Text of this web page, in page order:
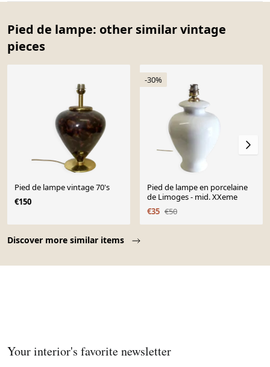
Pied de lampe: other similar vintage
pieces
Discover more similar items
Pied de lampe vintage 70's
€150
-30%
Pied de lampe en porcelaine
de Limoges - mid. XXeme
€35 €50
Your interior's favorite newsletter